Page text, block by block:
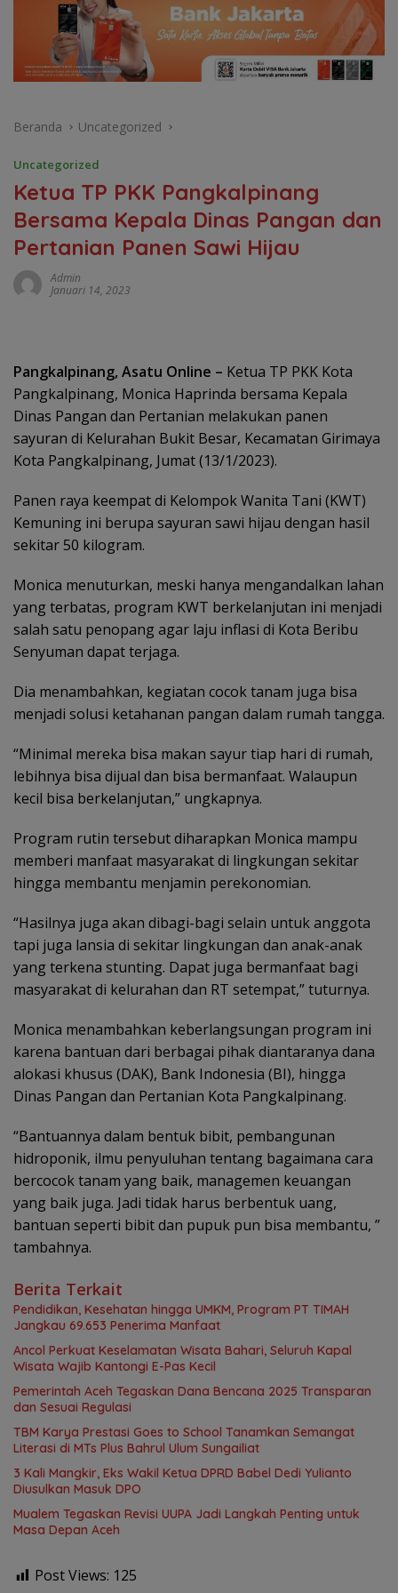
Beranda Uncategorized
Uncategorized
Ketua TP PKK Pangkalpinang
Bersama Kepala Dinas Pangan dan
Pertanian Panen Sawi Hijau
Admin
Januari 14, 2023
Pangkalpinang, Asatu Online – Ketua TP PKK Kota
Pangkalpinang, Monica Haprinda bersama Kepala
Dinas Pangan dan Pertanian melakukan panen
sayuran di Kelurahan Bukit Besar, Kecamatan Girimaya
Kota Pangkalpinang, Jumat (13/1/2023).
Panen raya keempat di Kelompok Wanita Tani (KWT)
Kemuning ini berupa sayuran sawi hijau dengan hasil
sekitar 50 kilogram.
Monica menuturkan, meski hanya mengandalkan lahan
yang terbatas, program KWT berkelanjutan ini menjadi
salah satu penopang agar laju inflasi di Kota Beribu
Senyuman dapat terjaga.
Dia menambahkan, kegiatan cocok tanam juga bisa
menjadi solusi ketahanan pangan dalam rumah tangga.
“Minimal mereka bisa makan sayur tiap hari di rumah,
lebihnya bisa dijual dan bisa bermanfaat. Walaupun
kecil bisa berkelanjutan,” ungkapnya.
Program rutin tersebut diharapkan Monica mampu
memberi manfaat masyarakat di lingkungan sekitar
hingga membantu menjamin perekonomian.
“Hasilnya juga akan dibagi-bagi selain untuk anggota
tapi juga lansia di sekitar lingkungan dan anak-anak
yang terkena stunting. Dapat juga bermanfaat bagi
masyarakat di kelurahan dan RT setempat,” tuturnya.
Monica menambahkan keberlangsungan program ini
karena bantuan dari berbagai pihak diantaranya dana
alokasi khusus (DAK), Bank Indonesia (BI), hingga
Dinas Pangan dan Pertanian Kota Pangkalpinang.
“Bantuannya dalam bentuk bibit, pembangunan
hidroponik, ilmu penyuluhan tentang bagaimana cara
bercocok tanam yang baik, managemen keuangan
yang baik juga. Jadi tidak harus berbentuk uang,
bantuan seperti bibit dan pupuk pun bisa membantu, ”
tambahnya.
Berita Terkait
Pendidikan, Kesehatan hingga UMKM, Program PT TIMAH
Jangkau 69.653 Penerima Manfaat
Ancol Perkuat Keselamatan Wisata Bahari, Seluruh Kapal
Wisata Wajib Kantongi E-Pas Kecil
Pemerintah Aceh Tegaskan Dana Bencana 2025 Transparan
dan Sesuai Regulasi
TBM Karya Prestasi Goes to School Tanamkan Semangat
Literasi di MTs Plus Bahrul Ulum Sungailiat
3 Kali Mangkir, Eks Wakil Ketua DPRD Babel Dedi Yulianto
Diusulkan Masuk DPO
Mualem Tegaskan Revisi UUPA Jadi Langkah Penting untuk
Masa Depan Aceh
Post Views: 125